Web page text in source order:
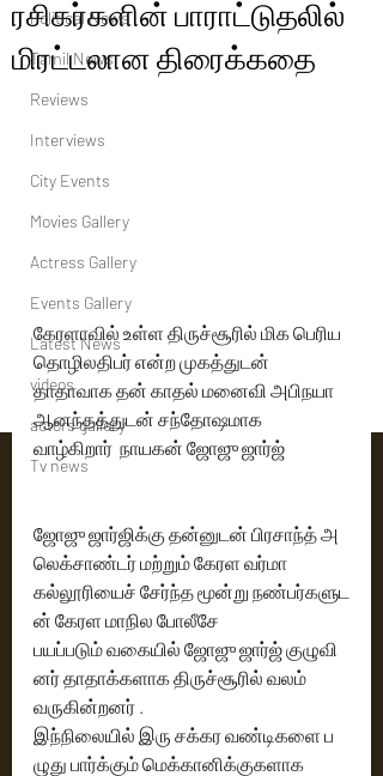
Political News
Tamil News
Reviews
Interviews
City Events
Movies Gallery
Actress Gallery
Events Gallery
Latest News
videos
actors gallery
Tv news
ரசிகர்களின் பாராட்டுதலில்
மிரட்டலான திரைக்கதை
கேரளாவில் உள்ள திருச்சூரில் மிக பெரிய
தொழிலதிபர் என்ற முகத்துடன்
தாதாவாக தன் காதல் மனைவி அபிநயா
ஆனந்தத்துடன் சந்தோஷமாக
வாழ்கிறார்  நாயகன் ஜோஜு ஜார்ஜ்
ஜோஜு ஜார்ஜிக்கு தன்னுடன் பிரசாந்த் அ
லெக்சாண்டர் மற்றும் கேரள வர்மா
கல்லூரியைச் சேர்ந்த மூன்று நண்பர்களுட
ன் கேரள மாநில போலீசே
பயப்படும் வகையில் ஜோஜு ஜார்ஜ் குழுவி
னர் தாதாக்களாக திருச்சூரில் வலம்
வருகின்றனர் .
இந்நிலையில் இரு சக்கர வண்டிகளை ப
ழுது பார்க்கும் மெக்கானிக்குகளாக